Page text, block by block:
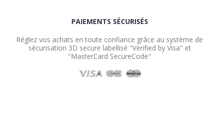
PAIEMENTS SÉCURISÉS
Réglez vos achats en toute confiance grâce au système de
sécurisation 3D secure labellisé "Verified by Visa" et
"MasterCard SecureCode"